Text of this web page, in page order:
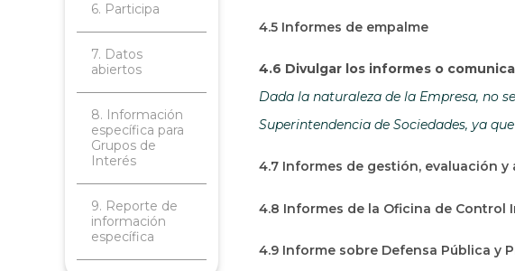
6. Participa
7. Datos
abiertos
8. Información
específica para
Grupos de
Interés
9. Reporte de
información
específica
4.5 Informes de empalme
4.6 Divulgar los informes o
Dada la naturaleza de la Empresa, no
Superintendencia de Sociedades, ya
4.7 Informes de gestión, evaluación y
4.8 Informes de la Oficina de Control
4.9 Informe sobre Defensa Pública y